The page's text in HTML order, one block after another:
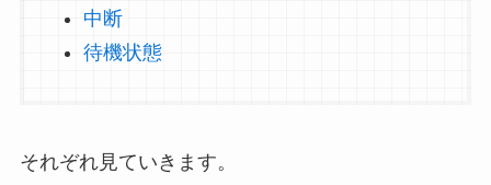
中断
待機状態
それぞれ見ていきます。